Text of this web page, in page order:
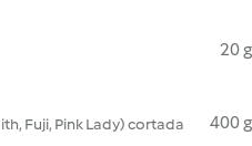
20 g
Fuji, Pink Lady) cortada
400 g